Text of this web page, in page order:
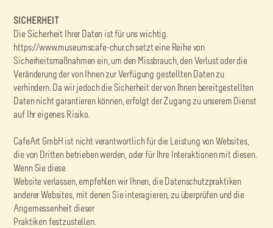
SICHERHEIT
Die Sicherheit Ihrer Daten ist für uns wichtig.
https://www.museumscafe-chur.ch setzt eine Reihe von
Sicherheitsmaßnahmen ein, um den Missbrauch, den Verlust oder die
Veränderung der von Ihnen zur Verfügung gestellten Daten zu
verhindern. Da wir jedoch die Sicherheit der von Ihnen bereitgestellten
Daten nicht garantieren können, erfolgt der Zugang zu unserem Dienst
auf Ihr eigenes Risiko.
CafeArt GmbH ist nicht verantwortlich für die Leistung von Websites,
die von Dritten betrieben werden, oder für Ihre Interaktionen mit diesen.
Wenn Sie diese
Website verlassen, empfehlen wir Ihnen, die Datenschutzpraktiken
anderer Websites, mit denen Sie interagieren, zu überprüfen und die
Angemessenheit dieser
Praktiken festzustellen.